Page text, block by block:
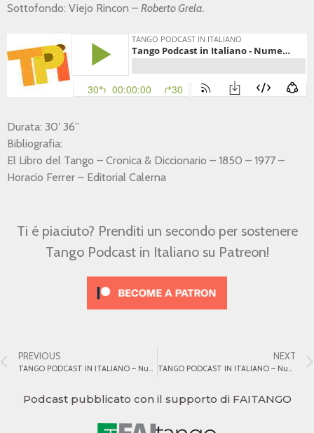
Sottofondo: Viejo Rincon – Roberto Grela.
Durata: 30′ 36”
Bibliografia:
El Libro del Tango – Cronica & Diccionario – 1850 – 1977 –
Horacio Ferrer – Editorial Calerna
Ti é piaciuto? Prenditi un secondo per sostenere
Tango Podcast in Italiano su Patreon!
PREVIOUS NEXT
Podcast pubblicato con il supporto di FAITANGO